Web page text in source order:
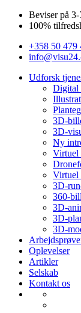
SpringBeviser på 3-
100%
+358 50 479
Udforsk
Digital
3D-
3D-
Ny
Virtuel
Virtuel
3D-
360-
3D-
3D-
3D-
Oplevelser
Artikler
Selskab
Kontakt os